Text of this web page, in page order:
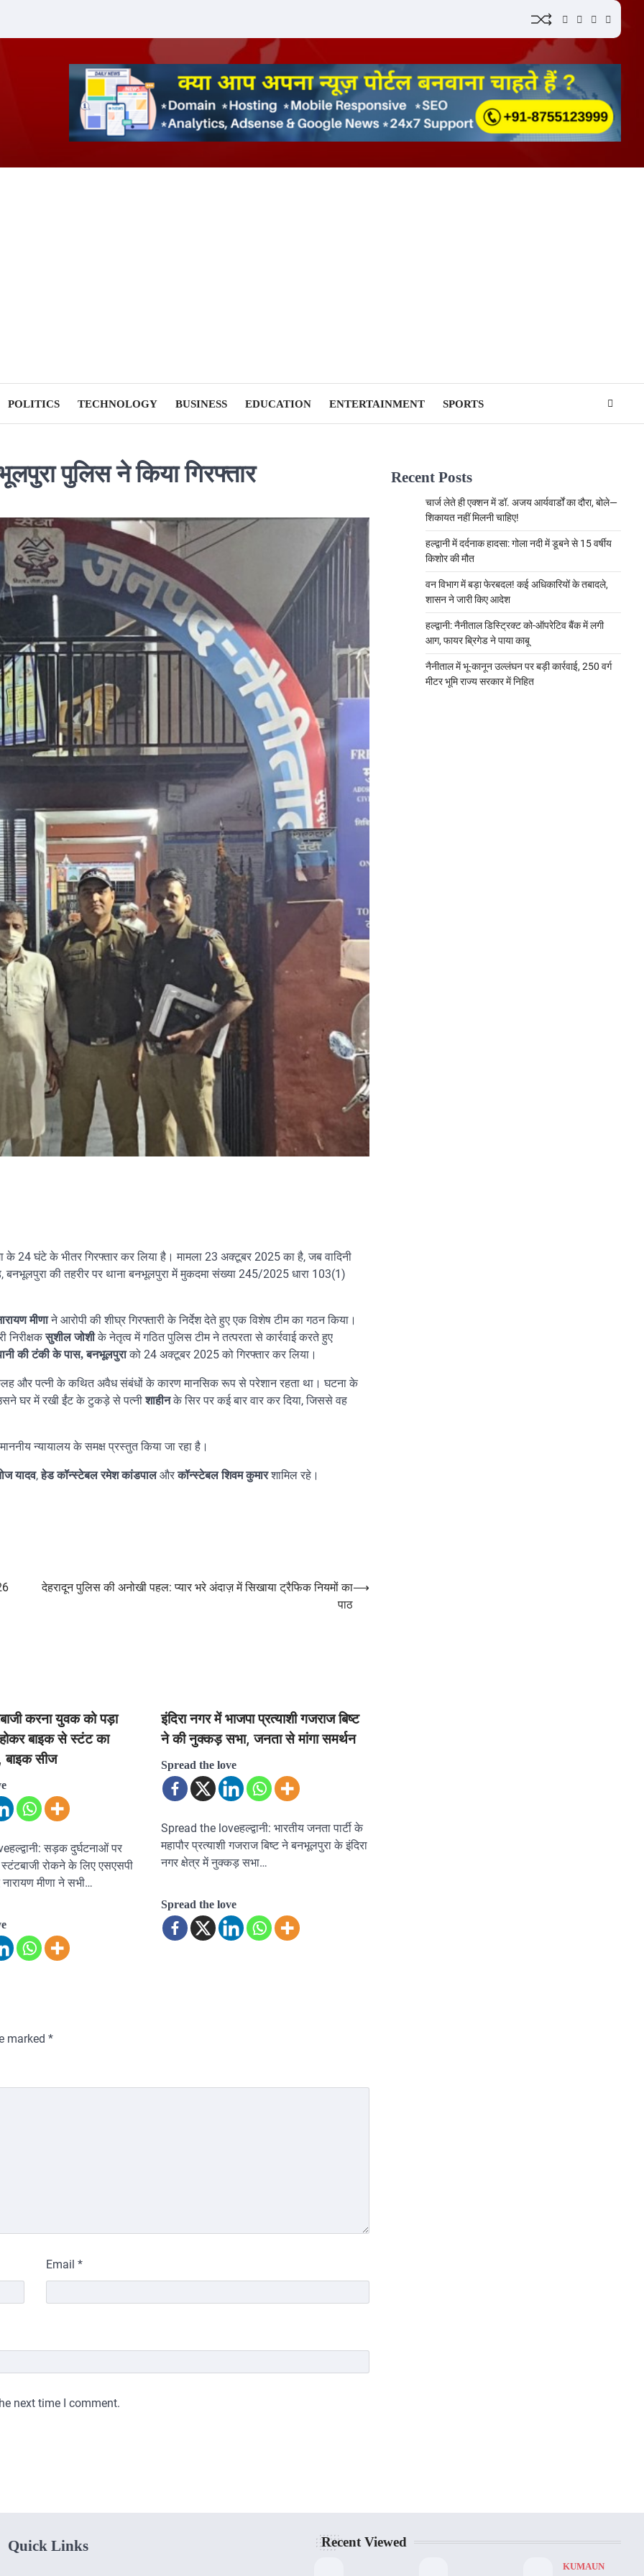
YouTube
Instagram
Facebook
POLITICS TECHNOLOGY BUSINESS EDUCATION ENTERTAINMENT SPORTS
पुलिस ने किया गिरफ्तार
के 24 घंटे के भीतर गिरफ्तार कर लिया है। मामला 23 अक्टूबर 2025 का है, जब वादिनी
बनभूलपुरा की तहरीर पर थाना बनभूलपुरा में मुकदमा संख्या 245/2025 धारा 103(1)
मीणाने आरोपी की शीघ्र गिरफ्तारी के निर्देश देते हुए एक विशेष टीम का गठन किया।
निरीक्षकसुशील जोशीके नेतृत्व में गठित पुलिस टीम ने तत्परता से कार्रवाई करते हुए
की टंकी के पास, बनभूलपुराको 24 अक्टूबर 2025 को गिरफ्तार कर लिया।
और पत्नी के कथित अवैध संबंधों के कारण मानसिक रूप से परेशान रहता था। घटना के
उसने घर में रखी ईंट के टुकड़े से पत्नीशाहीनके सिर पर कई बार वार कर दिया, जिससे वह
न्यायालय के समक्ष प्रस्तुत किया जा रहा है।
यादव,हेड कॉन्स्टेबल रमेश कांडपालऔरकॉन्स्टेबल शिवम कुमारशामिल रहे।
देहरादून पुलिस की अनोखी पहल: प्यार भरे अंदाज़ में सिखाया ट्रैफिक नियमों का
पाठ
⟶
करना युवक को पड़ा
होकर बाइक से स्टंट का
बाइक सीज
सड़क दुर्घटनाओं पर
रोकने के लिए एसएसपी
मीणा ने सभी…
इंदिरा नगर में भाजपा प्रत्याशी गजराज बिष्ट
ने की नुक्कड़ सभा, जनता से मांगा समर्थन
Spread the love
Spread the loveहल्द्वानी: भारतीय जनता पार्टी के
महापौर प्रत्याशी गजराज बिष्ट ने बनभूलपुरा के इंदिरा
नगर क्षेत्र में नुक्कड़ सभा…
Spread the love
marked *
Email *
next time I comment.
Recent Posts
चार्ज लेते ही एक्शन में डॉ. अजय आर्यवार्डों का दौरा, बोले—
शिकायत नहीं मिलनी चाहिए!
हल्द्वानी में दर्दनाक हादसा: गोला नदी में डूबने से 15 वर्षीय
किशोर की मौत
वन विभाग में बड़ा फेरबदल! कई अधिकारियों के तबादले,
शासन ने जारी किए आदेश
हल्द्वानी: नैनीताल डिस्ट्रिक्ट को-ऑपरेटिव बैंक में लगी
आग, फायर ब्रिगेड ने पाया काबू
नैनीताल में भू-कानून उल्लंघन पर बड़ी कार्रवाई, 250 वर्ग
मीटर भूमि राज्य सरकार में निहित
Quick Links Recent Viewed
KUMAUN